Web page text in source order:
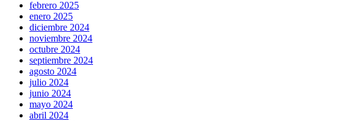
febrero 2025
enero 2025
diciembre 2024
noviembre 2024
octubre 2024
septiembre 2024
agosto 2024
julio 2024
junio 2024
mayo 2024
abril 2024